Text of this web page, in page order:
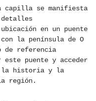
capilla se manifiesta
en un puente
la península de O
de referencia
este puente y acceder
la historia y la
región.